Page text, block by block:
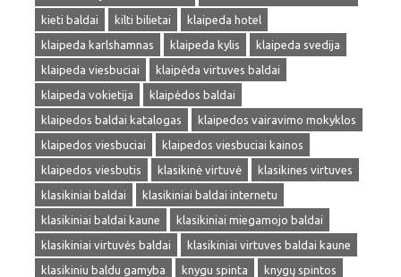
kieti baldai
kilti bilietai
klaipeda hotel
klaipeda karlshamnas
klaipeda kylis
klaipeda svedija
klaipeda viesbuciai
klaipėda virtuves baldai
klaipeda vokietija
klaipėdos baldai
klaipedos baldai katalogas
klaipedos vairavimo mokyklos
klaipedos viesbuciai
klaipedos viesbuciai kainos
klaipedos viesbutis
klasikinė virtuvė
klasikines virtuves
klasikiniai baldai
klasikiniai baldai internetu
klasikiniai baldai kaune
klasikiniai miegamojo baldai
klasikiniai virtuvės baldai
klasikiniai virtuves baldai kaune
klasikiniu baldu gamyba
knygu spinta
knygų spintos